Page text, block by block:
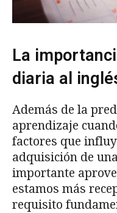
La
diaria al
Además de la
aprendizaje
factores que
adquisición de
importante
estamos más
requisito